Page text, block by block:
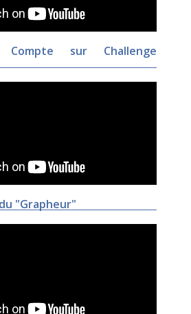
sur Challenge
"Grapheur"